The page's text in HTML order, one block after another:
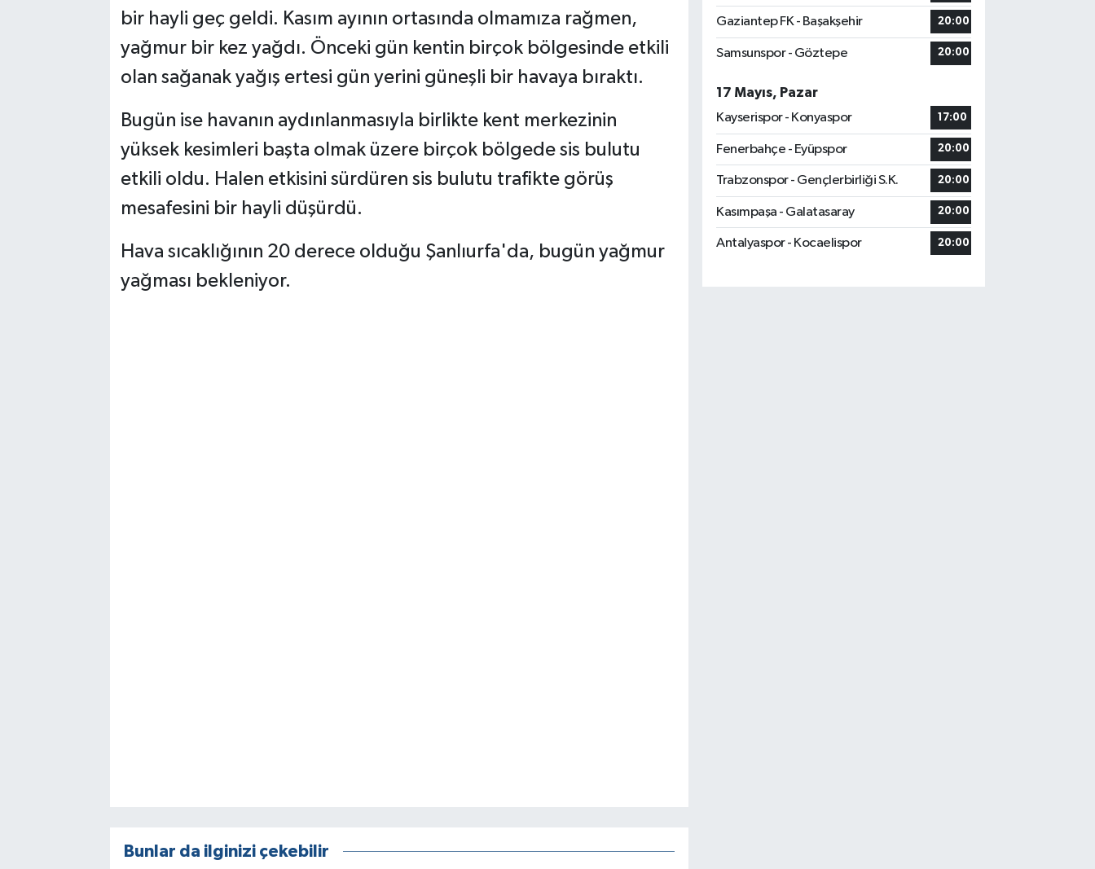
bir hayli geç geldi. Kasım ayının ortasında olmamıza rağmen,
yağmur bir kez yağdı. Önceki gün kentin birçok bölgesinde etkili
olan sağanak yağış ertesi gün yerini güneşli bir havaya bıraktı.
Bugün ise havanın aydınlanmasıyla birlikte kent merkezinin
yüksek kesimleri başta olmak üzere birçok bölgede sis bulutu
etkili oldu. Halen etkisini sürdüren sis bulutu trafikte görüş
mesafesini bir hayli düşürdü.
Hava sıcaklığının 20 derece olduğu Şanlıurfa'da, bugün yağmur
yağması bekleniyor.
Bunlar da ilginizi çekebilir
Gaziantep FK - Başakşehir 20:00
Samsunspor - Göztepe 20:00
17 Mayıs, Pazar
Kayserispor - Konyaspor
17:00
Fenerbahçe - Eyüpspor 20:00
Trabzonspor - Gençlerbirliği S.K. 20:00
Kasımpaşa - Galatasaray 20:00
Antalyaspor - Kocaelispor 20:00